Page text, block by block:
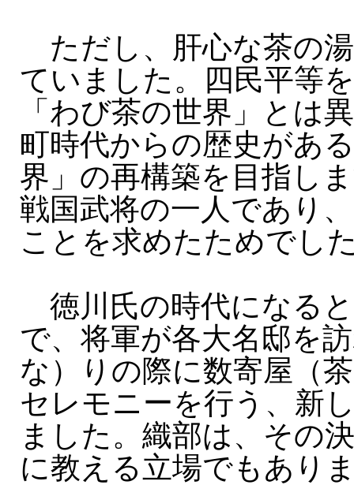
ただし、肝心な茶の
ていました。四民平等
「わび茶の世界」とは
町時代からの歴史があ
界」の再構築を目指し
戦国武将の一人であり
ことを求めたためでし
徳川氏の時代になる
で、将軍が各大名邸を
な）りの際に数寄屋（
セレモニーを行う、新
ました。織部は、その
に教える立場でもあり